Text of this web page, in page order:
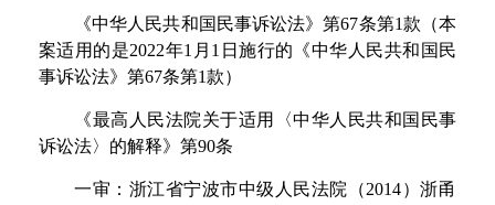
《中华人民共和国民事诉讼法》第67条第1款（本
案适用的是2022年1 月 1 日施行的《中华人民共和国民
事诉讼法》 第67条第1款）
《最高人民法院关于适用〈中华人民共和国民事
诉讼法〉的解释》 第90条
一审：浙江省宁波市中级人民法院 （2014）浙甬